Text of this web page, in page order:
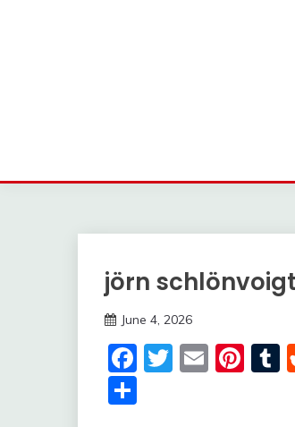
Trends
jörn
June 4, 2026
Meme
Facebook
Twitter
Email